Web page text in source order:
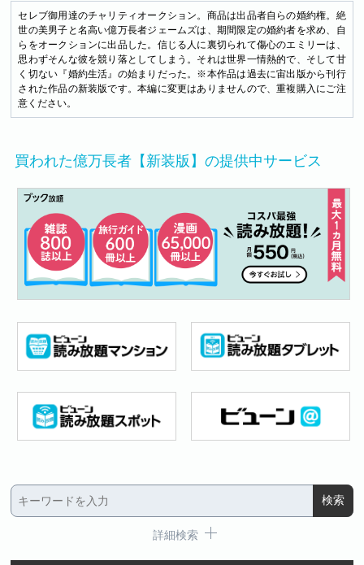
セレブ御用達のチャリティオークション。商品は出品者自らの婚約権。絶
世の美男子と名高い億万長者ジェームズは、期間限定の婚約者を求め、自
らをオークションに出品した。信じる人に裏切られて傷心のエミリーは、
思わずそんな彼を競り落としてしまう。それは世界一情熱的で、そして甘
く切ない『婚約生活』の始まりだった。※本作品は過去に宙出版から刊行
された作品の新装版です。本編に変更はありませんので、重複購入にご注
意ください。
買われた億万長者【新装版】の提供中サービス
詳細検索